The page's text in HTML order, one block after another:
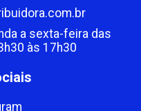
a sexta-feira das
às 17h30